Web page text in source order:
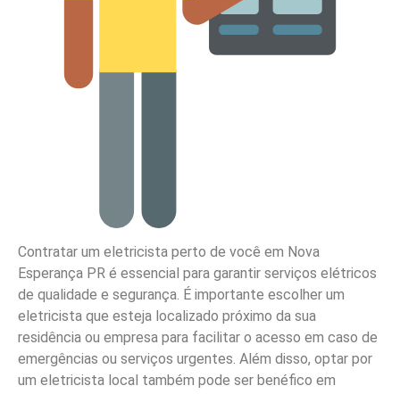
Contratar um eletricista perto de você em Nova
Esperança PR é essencial para garantir serviços elétricos
de qualidade e segurança. É importante escolher um
eletricista que esteja localizado próximo da sua
residência ou empresa para facilitar o acesso em caso de
emergências ou serviços urgentes. Além disso, optar por
um eletricista local também pode ser benéfico em